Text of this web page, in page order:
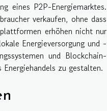
eines P2P-Energiemarktes.
verkaufen, ohne dass
erhöhen nicht nur
Energieversorgung und -
und Blockchain-
zu gestalten.